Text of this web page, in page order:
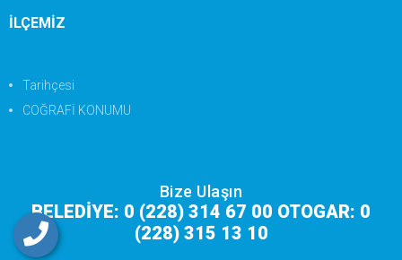
İLÇEMİZ
Tarihçesi
COĞRAFİ KONUMU
Bize Ulaşın
BELEDİYE: 0 (228) 314 67 00 OTOGAR: 0
(228) 315 13 10